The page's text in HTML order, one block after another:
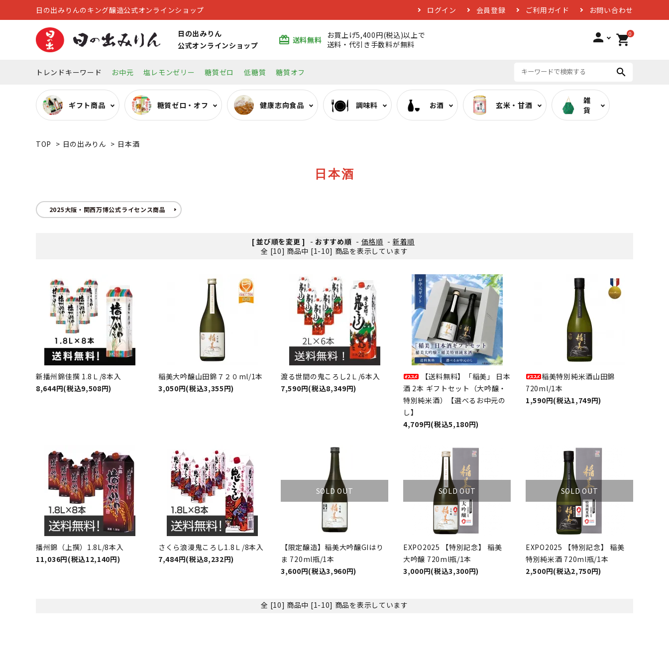
日の出みりんのキング醸造公式オンラインショップ ログイン 会員登録 ご利用ガイド お問い合わせ
日の出みりん
公式オンラインショップ
card_giftcard 送料無料
お買上げ5,400円(税込)以上で
送料・代引き手数料が無料
person 0
shopping_cart
トレンドキーワード お中元 塩レモンゼリー 糖質ゼロ 低糖質 糖質オフ search
ギフト商品 糖質ゼロ・オフ 健康志向食品 調味料 お酒 玄米・甘酒
雑
貨
TOP > 日の出みりん > 日本酒
日本酒
2025大阪・関西万博公式ライセンス商品
[ 並び順を変更 ] - おすすめ順 - 価格順 - 新着順
全 [10] 商品中 [1-10] 商品を表示しています
新播州錦佳撰 1.8Ｌ/8本入
8,644円(税込9,508円)
稲美大吟醸山田錦７２０ml/1本
3,050円(税込3,355円)
渡る世間の鬼ころし2Ｌ/6本入
7,590円(税込8,349円)
【送料無料】「稲美」 日本
酒 2本 ギフトセット（大吟醸・
特別純米酒）【選べるお中元の
し】
4,709円(税込5,180円)
稲美特別純米酒山田錦
720ml/1本
1,590円(税込1,749円)
播州錦（上撰）1.8L/8本入
11,036円(税込12,140円)
さくら浪漫鬼ころし1.8Ｌ/8本入
7,484円(税込8,232円)
SOLD OUT
【限定醸造】稲美大吟醸GIはり
ま 720ml瓶/1本
3,600円(税込3,960円)
SOLD OUT
EXPO2025 【特別記念】 稲美
大吟醸 720ml瓶/1本
3,000円(税込3,300円)
SOLD OUT
EXPO2025 【特別記念】 稲美
特別純米酒 720ml瓶/1本
2,500円(税込2,750円)
全 [10] 商品中 [1-10] 商品を表示しています